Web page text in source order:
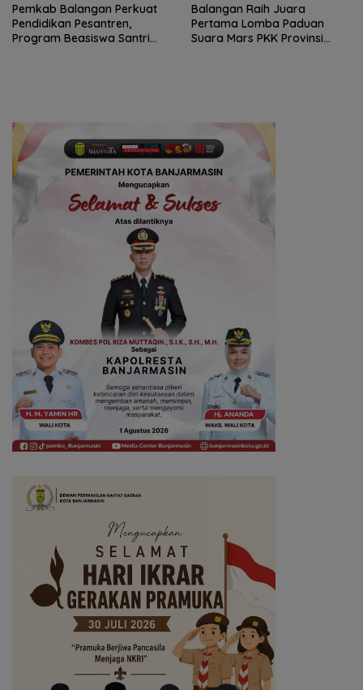
Pemkab Balangan Perkuat
Pendidikan Pesantren,
Program Beasiswa Santri
Balangan Raih Juara
Pertama Lomba Paduan
Suara Mars PKK Provinsi